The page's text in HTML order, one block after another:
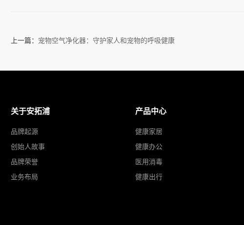
上一篇： 宠物空气净化器：守护家人和宠物的呼吸健康
关于安拓浦
品牌起源
创始人故事
品牌荣誉
业务布局
产品中心
健康家居
健康办公
医用消毒
健康出行